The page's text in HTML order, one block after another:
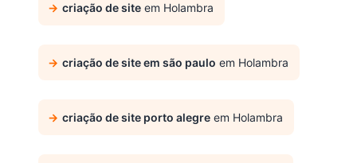
criação de site em Holambra
criação de site em são paulo em Holambra
criação de site porto alegre em Holambra